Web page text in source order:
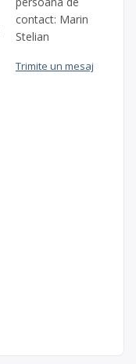
contact: Marin
Stelian
Trimite un mesaj